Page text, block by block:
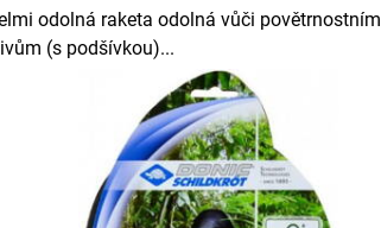
odolná raketa odolná vůči povětrnostním
(s podšívkou)...